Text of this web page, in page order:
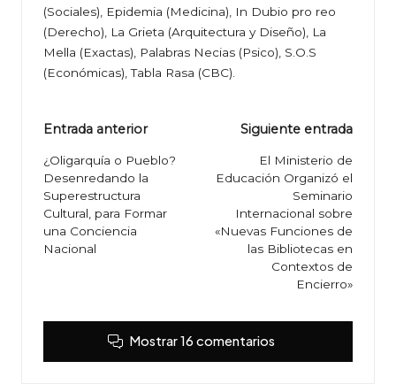
(Sociales), Epidemia (Medicina), In Dubio pro reo
(Derecho), La Grieta (Arquitectura y Diseño), La
Mella (Exactas), Palabras Necias (Psico), S.O.S
(Económicas), Tabla Rasa (CBC).
Navegación
de
entradas
Entrada anterior
¿Oligarquía o Pueblo?
Desenredando la
Superestructura
Cultural, para Formar
una Conciencia
Nacional
Siguiente entrada
El Ministerio de
Educación Organizó el
Seminario
Internacional sobre
«Nuevas Funciones de
las Bibliotecas en
Contextos de
Encierro»
Mostrar 16 comentarios